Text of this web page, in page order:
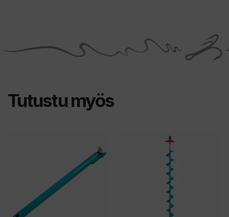
Tutustu myös